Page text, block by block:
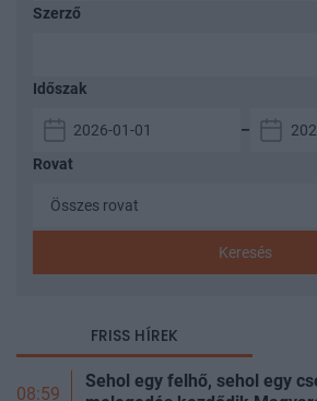
Szerző
Időszak
–
Rovat
Keresés
FRISS HÍREK
08:59
Sehol egy felhő, sehol egy